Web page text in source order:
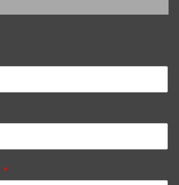
*